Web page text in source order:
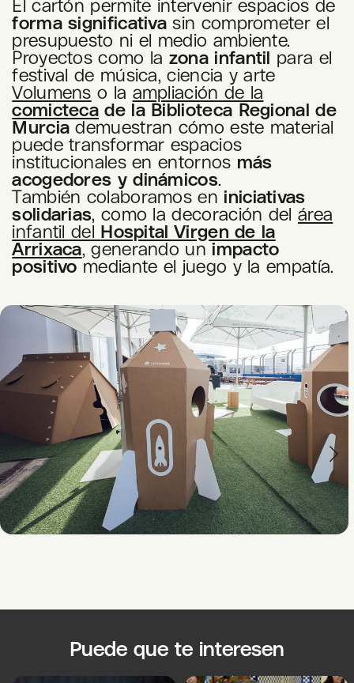
El cartón permite intervenir espacios de
forma significativa sin comprometer el
presupuesto ni el medio ambiente.
Proyectos como la zona infantil para el
festival de música, ciencia y arte
Volumens o la ampliación de la
comicteca de la Biblioteca Regional de
Murcia demuestran cómo este material
puede transformar espacios
institucionales en entornos más
acogedores y dinámicos.
También colaboramos en iniciativas
solidarias, como la decoración del área
infantil del Hospital Virgen de la
Arrixaca, generando un impacto
positivo mediante el juego y la empatía.
Puede que te interesen